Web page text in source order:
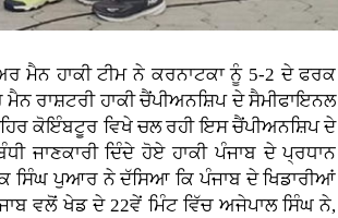
ਮੈਨ ਹਾਕੀ ਟੀਮ ਨੇ ਕਰਨਾਟਕਾ ਨੂੰ 5-2 ਦੇ ਫਰਕ
ਰਾਸ਼ਟਰੀ ਹਾਕੀ ਚੈਂਪੀਅਨਸ਼ਿਪ ਦੇ ਸੈਮੀਫਾਇਨਲ
ਕੋਇੰਬਟੂਰ ਵਿਖੇ ਚਲ ਰਹੀ ਇਸ ਚੈਂਪੀਅਨਸ਼ਿਪ ਦੇ
ਜਾਣਕਾਰੀ ਦਿੰਦੇ ਹੋਏ ਹਾਕੀ ਪੰਜਾਬ ਦੇ ਪ੍ਰਧਾਨ
ਸਿੰਘ ਪੁਆਰ ਨੇ ਦੱਸਿਆ ਕਿ ਪੰਜਾਬ ਦੇ ਖਿਡਾਰੀਆਂ
ਵਲੋਂ ਖੇਡ ਦੇ 22ਵੇਂ ਮਿੰਟ ਵਿੱਚ ਅਜੇਪਾਲ ਸਿੰਘ ਨੇ,